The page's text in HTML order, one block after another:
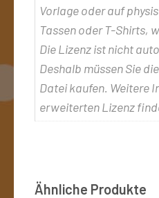
Vorlage oder auf
Tassen oder T-Shirts,
Die Lizenz ist nicht
Deshalb müssen Sie
Datei kaufen. Weitere
erweiterten Lizenz
Ähnliche Produkte